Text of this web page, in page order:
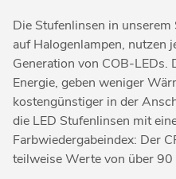
Die Stufenlinsen in
auf Halogenlampen, nutzen
Generation von COB-LEDs.
Energie, geben weniger
kostengünstiger in der
die LED Stufenlinsen mit
Farbwiedergabeindex: Der
teilweise Werte von über 90